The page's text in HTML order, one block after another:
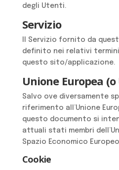
degli Utenti.
Servizio
Il Servizio fornito da
definito nei relativi
questo sito/applicazione.
Unione Europea (o
Salvo ove diversamente
riferimento all’Unione
questo documento si
attuali stati membri
Spazio Economico
Cookie